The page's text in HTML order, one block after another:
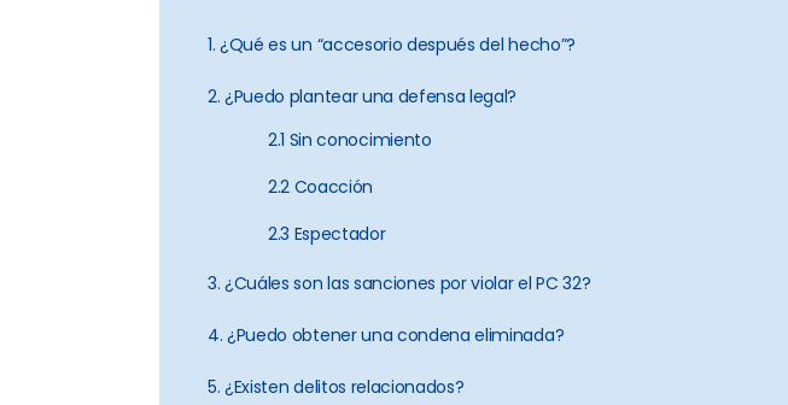
1. ¿Qué es un “accesorio después del hecho”?
2. ¿Puedo plantear una defensa legal?
2.1 Sin conocimiento
2.2 Coacción
2.3 Espectador
3. ¿Cuáles son las sanciones por violar el PC 32?
4. ¿Puedo obtener una condena eliminada?
5. ¿Existen delitos relacionados?